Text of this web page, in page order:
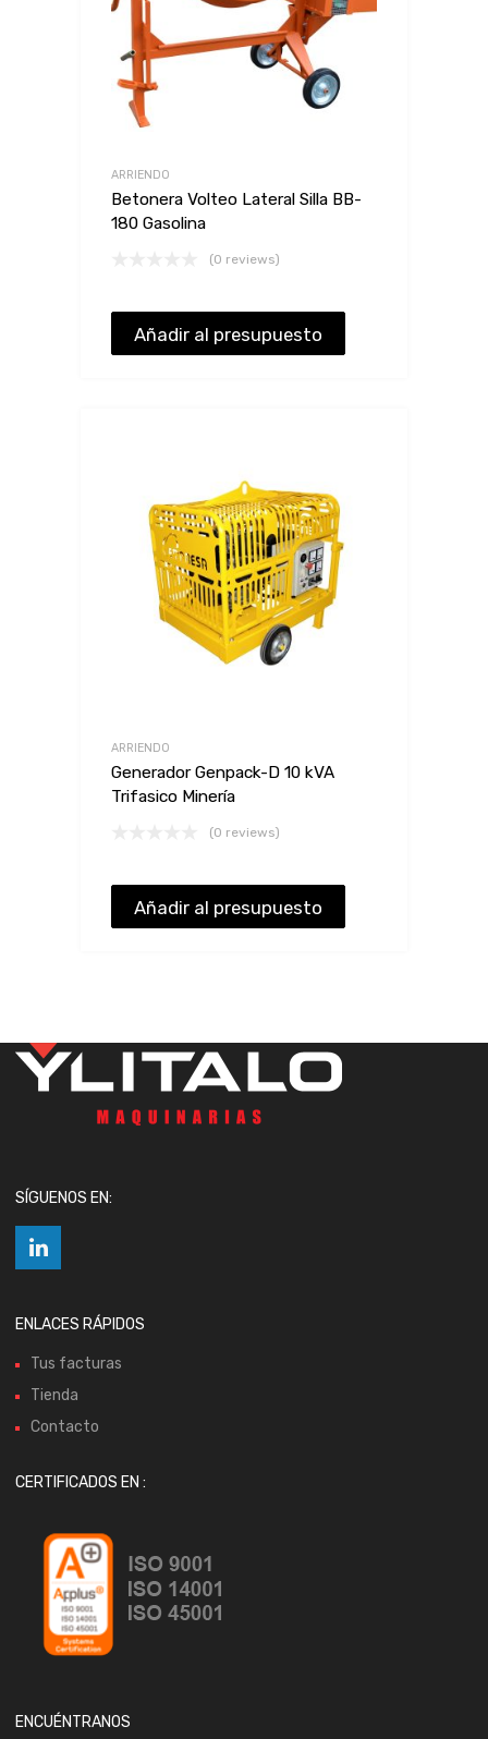
ARRIENDO
Betonera Volteo Lateral Silla BB-
180 Gasolina
(0 reviews)
Añadir al presupuesto
ARRIENDO
Generador Genpack-D 10 kVA
Trifasico Minería
(0 reviews)
Añadir al presupuesto
SÍGUENOS EN:
ENLACES RÁPIDOS
Tus facturas
Tienda
Contacto
CERTIFICADOS EN :
ENCUÉNTRANOS